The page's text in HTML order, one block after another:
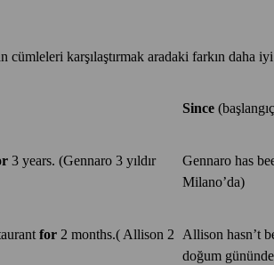
cümleleri karşılaştırmak aradaki farkın daha iyi
Since
3 years. (Gennaro 3 yıldır
Gennaro has
Milano’da)
for 2 months.( Allison 2 Allison hasn’t
doğum